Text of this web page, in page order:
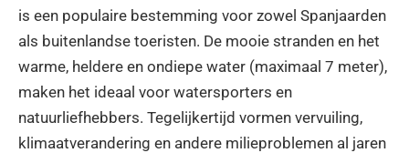
is een populaire bestemming voor zowel Spanjaarden
als buitenlandse toeristen. De mooie stranden en het
warme, heldere en ondiepe water (maximaal 7 meter),
maken het ideaal voor watersporters en
natuurliefhebbers. Tegelijkertijd vormen vervuiling,
klimaatverandering en andere milieproblemen al jaren